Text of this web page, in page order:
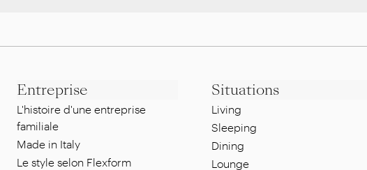
Entreprise
L'histoire d'une entreprise
familiale
Made in Italy
Le style selon Flexform
Situations
Living
Sleeping
Dining
Lounge